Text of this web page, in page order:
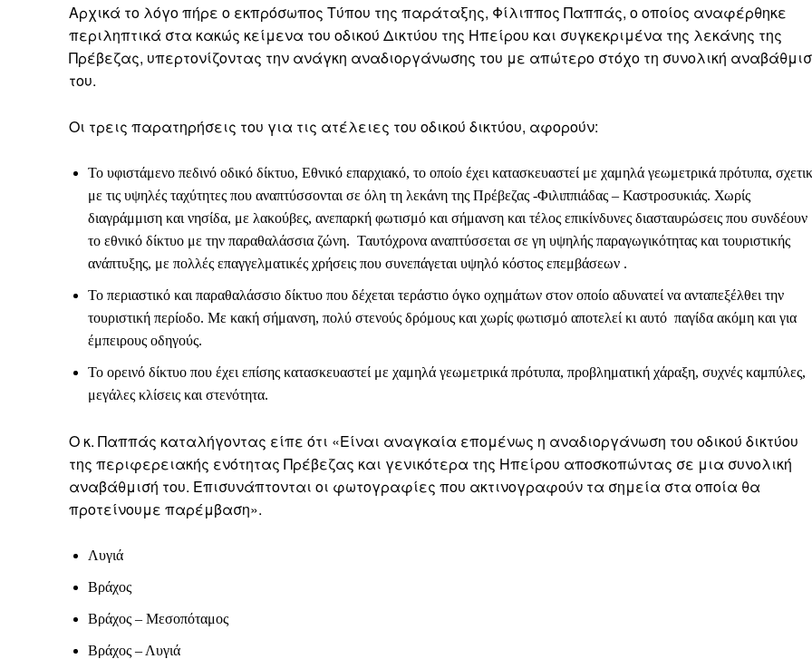
Αρχικά το λόγο πήρε ο εκπρόσωπος Τύπου της παράταξης, Φίλιππος Παππάς, ο οποίος αναφέρθηκε
περιληπτικά στα κακώς κείμενα του οδικού Δικτύου της Ηπείρου και συγκεκριμένα της λεκάνης της
Πρέβεζας, υπερτονίζοντας την ανάγκη αναδιοργάνωσης του με απώτερο στόχο τη συνολική
του.
Οι τρεις παρατηρήσεις του για τις ατέλειες του οδικού δικτύου, αφορούν:
Το υφιστάμενο πεδινό οδικό δίκτυο, Εθνικό επαρχιακό, το οποίο έχει κατασκευαστεί με χαμηλά γεωμετρικά πρότυπα,
με τις υψηλές ταχύτητες που αναπτύσσονται σε όλη τη λεκάνη της Πρέβεζας -Φιλιππιάδας – Καστροσυκιάς. Χωρίς
διαγράμμιση και νησίδα, με λακούβες, ανεπαρκή φωτισμό και σήμανση και τέλος επικίνδυνες διασταυρώσεις που συνδέουν
το εθνικό δίκτυο με την παραθαλάσσια ζώνη. Ταυτόχρονα αναπτύσσεται σε γη υψηλής παραγωγικότητας και τουριστικής
ανάπτυξης, με πολλές επαγγελματικές χρήσεις που συνεπάγεται υψηλό κόστος επεμβάσεων .
Το περιαστικό και παραθαλάσσιο δίκτυο που δέχεται τεράστιο όγκο οχημάτων στον οποίο αδυνατεί να ανταπεξέλθει την
τουριστική περίοδο. Με κακή σήμανση, πολύ στενούς δρόμους και χωρίς φωτισμό αποτελεί κι αυτό παγίδα ακόμη και για
έμπειρους οδηγούς.
Το ορεινό δίκτυο που έχει επίσης κατασκευαστεί με χαμηλά γεωμετρικά πρότυπα, προβληματική χάραξη, συχνές καμπύλες,
μεγάλες κλίσεις και στενότητα.
Ο κ. Παππάς καταλήγοντας είπε ότι «Είναι αναγκαία επομένως η αναδιοργάνωση του οδικού δικτύου
της περιφερειακής ενότητας Πρέβεζας και γενικότερα της Ηπείρου αποσκοπώντας σε μια συνολική
αναβάθμισή του. Επισυνάπτονται οι φωτογραφίες που ακτινογραφούν τα σημεία στα οποία θα
προτείνουμε παρέμβαση».
Λυγιά
Βράχος
Βράχος – Μεσοπόταμος
Βράχος – Λυγιά